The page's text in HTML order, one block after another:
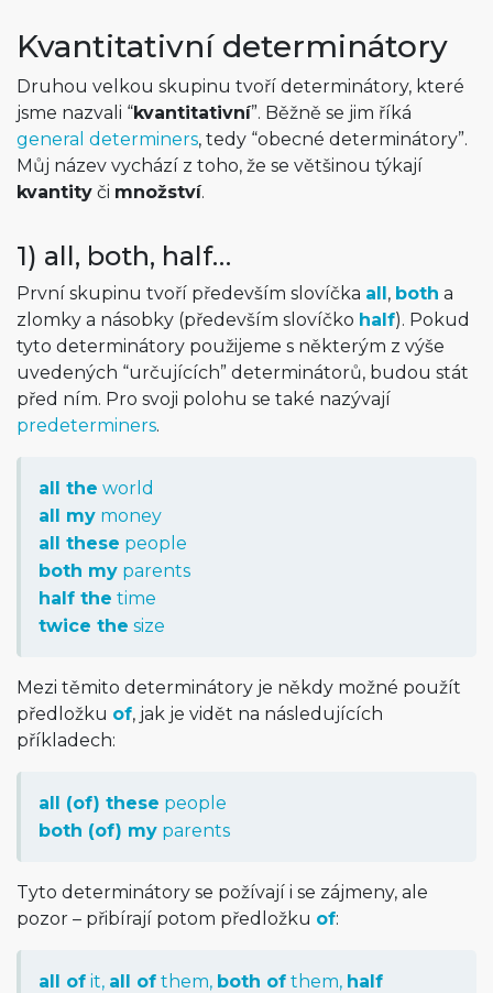
Kvantitativní determinátory
Druhou velkou skupinu tvoří determinátory, které
jsme nazvali “kvantitativní”. Běžně se jim říká
general determiners, tedy “obecné determinátory”.
Můj název vychází z toho, že se většinou týkají
kvantity či množství.
1) all, both, half…
První skupinu tvoří především slovíčka all, both a
zlomky a násobky (především slovíčko half). Pokud
tyto determinátory použijeme s některým z výše
uvedených “určujících” determinátorů, budou stát
před ním. Pro svoji polohu se také nazývají
predeterminers.
all the world
all my money
all these people
both my parents
half the time
twice the size
Mezi těmito determinátory je někdy možné použít
předložku of, jak je vidět na následujících
příkladech:
all (of) these people
both (of) my parents
Tyto determinátory se požívají i se zájmeny, ale
pozor – přibírají potom předložku of:
all of it, all of them, both of them, half